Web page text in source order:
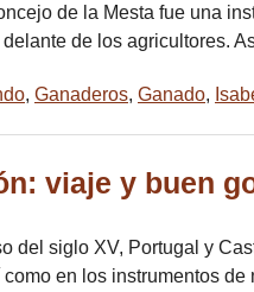
de la Mesta fue una
de los agricultores.
, Ganaderos, Ganado,
viaje y buen
del siglo XV, Portugal y
como en los instrumentos